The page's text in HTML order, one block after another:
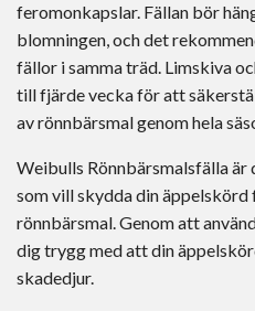
feromonkapslar. Fällan bör
blomningen, och det
fällor i samma träd. Limskiva
till fjärde vecka för att
av rönnbärsmal genom hela
Weibulls Rönnbärsmalsfälla
som vill skydda din äppelskörd
rönnbärsmal. Genom att
dig trygg med att din
skadedjur.